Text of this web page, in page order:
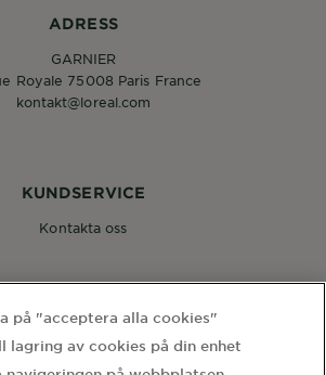
KUNDSERVICE
Kontakta oss
ADRESS
GARNIER
Royale 75008 Paris France
kontakt@loreal.com
på "acceptera alla cookies"
lagring av cookies på din enhet